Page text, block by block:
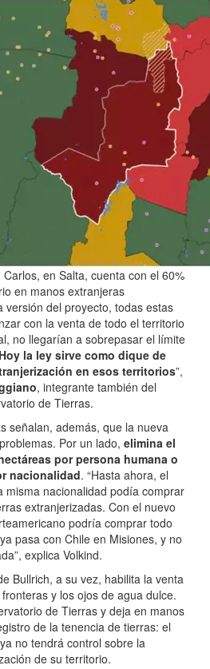
en Salta, cuenta con el 60%
en manos extranjeras
versión del proyecto, todas estas
con la venta de todo el territorio
no llegarían a sobrepasar el límite
Hoy la ley sirve como dique de
en esos territorios”,
, integrante también del
de Tierras.
señalan, además, que la nueva
Por un lado, elimina el
por persona humana o
nacionalidad. “Hasta ahora, el
misma nacionalidad podía comprar
extranjerizadas. Con el nuevo
podría comprar todo
pasa con Chile en Misiones, y no
explica Volkind.
Bullrich, a su vez, habilita la venta
y los ojos de agua dulce.
de Tierras y deja en manos
de la tenencia de tierras: el
no tendrá control sobre la
de su territorio.